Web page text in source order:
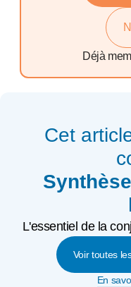
Déjà
Cet
L'essentiel de la
Voir toutes
En